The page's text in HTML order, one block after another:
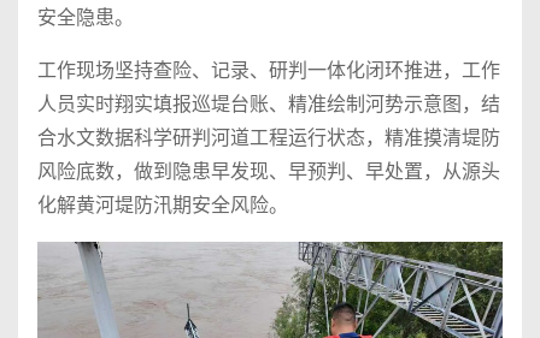
安全隐患。
工作现场坚持查险、记录、研判一体化闭环推进，工作
人员实时翔实填报巡堤台账、精准绘制河势示意图，结
合水文数据科学研判河道工程运行状态，精准摸清堤防
风险底数，做到隐患早发现、早预判、早处置，从源头
化解黄河堤防汛期安全风险。